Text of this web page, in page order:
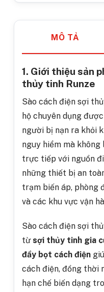
MÔ TẢ
1. Giới thiệu sản
thủy tinh Runze
Sào cách điện sợi
hộ chuyên dụng
người bị nạn ra khỏi
nguy hiểm mà
trực tiếp với nguồn
những thiết bị an
trạm biến áp, phòng
và các khu vực vận
Sào cách điện sợi
từsợi thủy tinh gia
đầy bọt cách điện
cách điện, đồng thời
hạn chế biến dạng